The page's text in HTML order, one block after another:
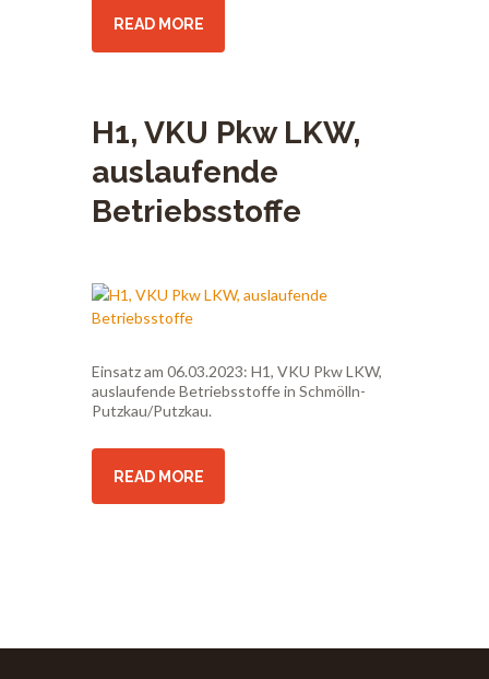
READ MORE
H1, VKU Pkw LKW,
auslaufende
Betriebsstoffe
Einsatz am 06.03.2023: H1, VKU Pkw LKW,
auslaufende Betriebsstoffe in Schmölln-
Putzkau/Putzkau.
READ MORE